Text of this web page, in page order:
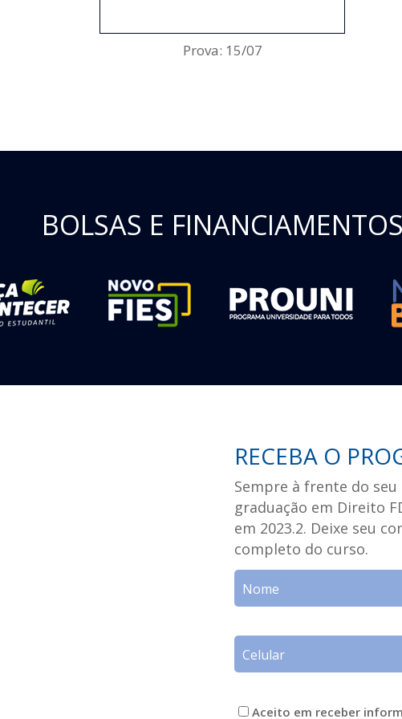
Prova: 15/07
BOLSAS E
RECEBA O
Sempre à frente do
graduação em Direito
em 2023.2. Deixe seu
completo do curso.
Aceito em receber